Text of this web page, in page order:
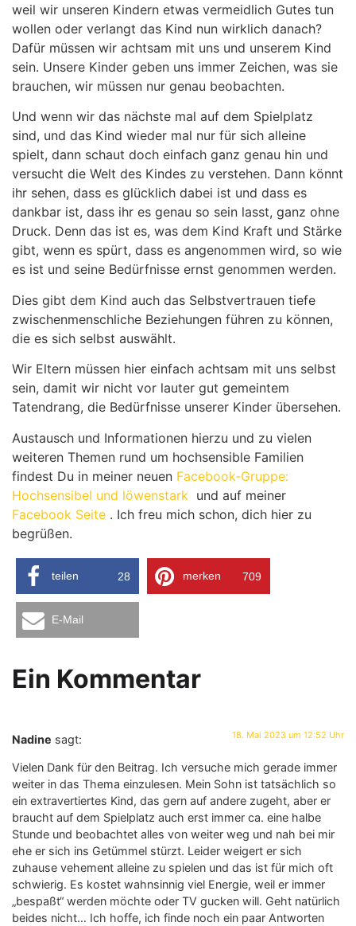
weil wir unseren Kindern etwas vermeidlich Gutes tun
wollen oder verlangt das Kind nun wirklich danach?
Dafür müssen wir achtsam mit uns und unserem Kind
sein. Unsere Kinder geben uns immer Zeichen, was sie
brauchen, wir müssen nur genau beobachten.
Und wenn wir das nächste mal auf dem Spielplatz
sind, und das Kind wieder mal nur für sich alleine
spielt, dann schaut doch einfach ganz genau hin und
versucht die Welt des Kindes zu verstehen. Dann könnt
ihr sehen, dass es glücklich dabei ist und dass es
dankbar ist, dass ihr es genau so sein lasst, ganz ohne
Druck. Denn das ist es, was dem Kind Kraft und Stärke
gibt, wenn es spürt, dass es angenommen wird, so wie
es ist und seine Bedürfnisse ernst genommen werden.
Dies gibt dem Kind auch das Selbstvertrauen tiefe
zwischenmenschliche Beziehungen führen zu können,
die es sich selbst auswählt.
Wir Eltern müssen hier einfach achtsam mit uns selbst
sein, damit wir nicht vor lauter gut gemeintem
Tatendrang, die Bedürfnisse unserer Kinder übersehen.
Austausch und Informationen hierzu und zu vielen
weiteren Themen rund um hochsensible Familien
findest Du in meiner neuen Facebook-Gruppe:
Hochsensibel und löwenstark und auf meiner
Facebook Seite . Ich freu mich schon, dich hier zu
begrüßen.
teilen 28 merken 709
E-Mail
Ein Kommentar
Nadine sagt: 18. Mai 2023 um 12:52 Uhr
Vielen Dank für den Beitrag. Ich versuche mich gerade immer
weiter in das Thema einzulesen. Mein Sohn ist tatsächlich so
ein extravertiertes Kind, das gern auf andere zugeht, aber er
braucht auf dem Spielplatz auch erst immer ca. eine halbe
Stunde und beobachtet alles von weiter weg und nah bei mir
ehe er sich ins Getümmel stürzt. Leider weigert er sich
zuhause vehement alleine zu spielen und das ist für mich oft
schwierig. Es kostet wahnsinnig viel Energie, weil er immer
„bespaßt“ werden möchte oder TV gucken will. Geht natürlich
beides nicht… Ich hoffe, ich finde noch ein paar Antworten